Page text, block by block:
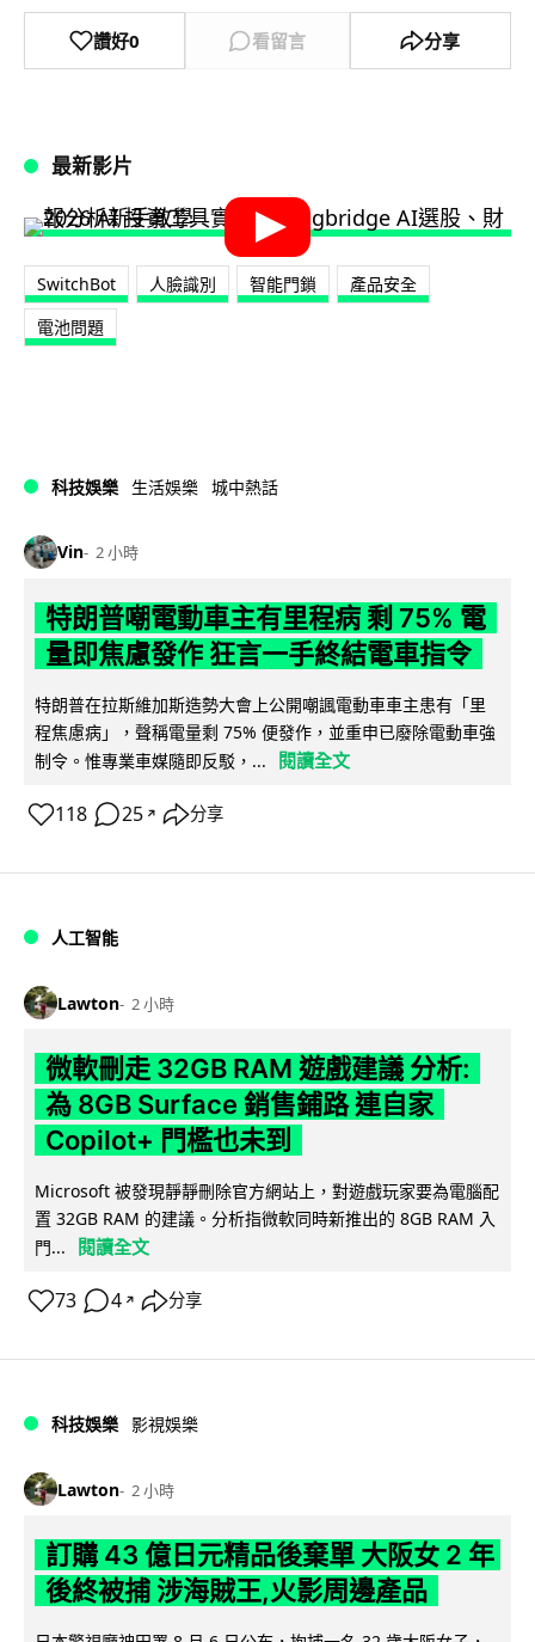
讚好0 看留言 分享
最新影片
SwitchBot 人臉識別 智能門鎖
產品安全
電池問題
科技娛樂 生活娛樂 城中熱話
Vin 2 小時
特朗普嘲電動車主有里程病 剩 75% 電
量即焦慮發作 狂言一手終結電車指令
特朗普在拉斯維加斯造勢大會上公開嘲諷電動車車主患有「里
程焦慮病」，聲稱電量剩 75% 便發作，並重申已廢除電動車強
制令。惟專業車媒隨即反駁，...
閱讀全文
118 25 ↗ 分享
人工智能
Lawton 2 小時
微軟刪走 32GB RAM 遊戲建議 分析:
為 8GB Surface 銷售鋪路 連自家
Copilot+ 門檻也未到
Microsoft 被發現靜靜刪除官方網站上，對遊戲玩家要為電腦配
置 32GB RAM 的建議。分析指微軟同時新推出的 8GB RAM 入
門...
閱讀全文
73 4 ↗ 分享
科技娛樂 影視娛樂
Lawton 2 小時
訂購 43 億日元精品後棄單 大阪女 2 年
後終被捕 涉海賊王,火影周邊產品